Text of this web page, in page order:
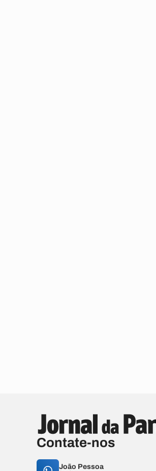
Contate-nos
João Pessoa